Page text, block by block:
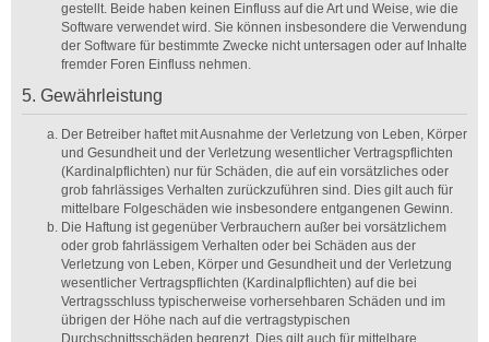
gestellt. Beide haben keinen Einfluss auf die Art und Weise, wie die
Software verwendet wird. Sie können insbesondere die Verwendung
der Software für bestimmte Zwecke nicht untersagen oder auf Inhalte
fremder Foren Einfluss nehmen.
5. Gewährleistung
Der Betreiber haftet mit Ausnahme der Verletzung von Leben, Körper
und Gesundheit und der Verletzung wesentlicher Vertragspflichten
(Kardinalpflichten) nur für Schäden, die auf ein vorsätzliches oder
grob fahrlässiges Verhalten zurückzuführen sind. Dies gilt auch für
mittelbare Folgeschäden wie insbesondere entgangenen Gewinn.
Die Haftung ist gegenüber Verbrauchern außer bei vorsätzlichem
oder grob fahrlässigem Verhalten oder bei Schäden aus der
Verletzung von Leben, Körper und Gesundheit und der Verletzung
wesentlicher Vertragspflichten (Kardinalpflichten) auf die bei
Vertragsschluss typischerweise vorhersehbaren Schäden und im
übrigen der Höhe nach auf die vertragstypischen
Durchschnittsschäden begrenzt. Dies gilt auch für mittelbare